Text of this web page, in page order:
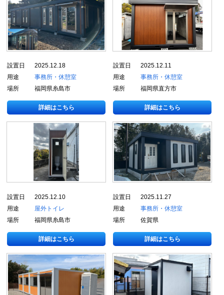
設置日
2025.12.18
用途
事務所・休憩室
場所
福岡県糸島市
詳細はこちら
設置日
2025.12.11
用途
事務所・休憩室
場所
福岡県直方市
詳細はこちら
設置日
2025.12.10
用途
屋外トイレ
場所
福岡県糸島市
詳細はこちら
設置日
2025.11.27
用途
事務所・休憩室
場所
佐賀県
詳細はこちら